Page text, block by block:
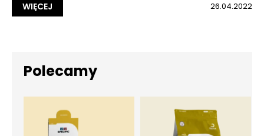
WIĘCEJ 26.04.2022
Polecamy